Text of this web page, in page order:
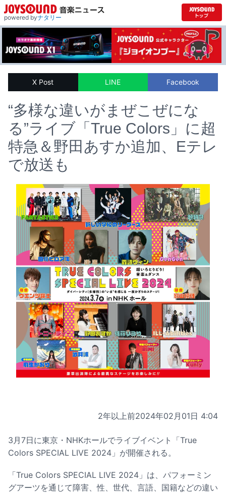
powered byナタリー
X Post LINE Facebook
“多様な違いがまぜこぜにな
る”ライブ「True Colors」に超
特急＆野田あすか追加、Eテレ
で放送も
2年以上前2024年02月01日 4:04
3月7日に東京・NHKホールでライブイベント「True
Colors SPECIAL LIVE 2024」が開催される。
「True Colors SPECIAL LIVE 2024」は、パフォーミン
グアーツを通じて障害、性、世代、言語、国籍などの違い